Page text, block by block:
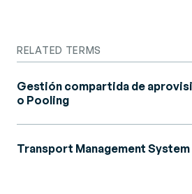
RELATED TERMS
Gestión compartida de
o Pooling
Transport Management System